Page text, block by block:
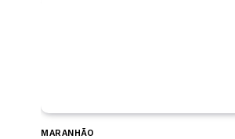
MARANHÃO